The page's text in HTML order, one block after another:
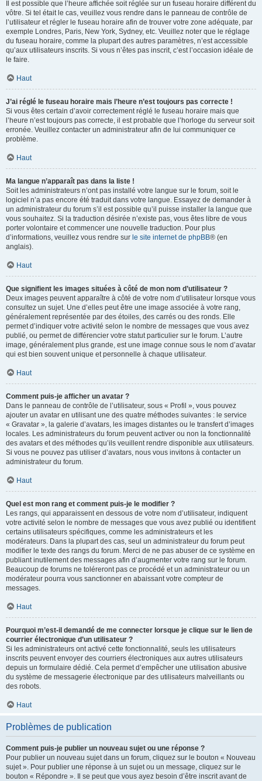
Il est possible que l’heure affichée soit réglée sur un fuseau horaire différent du
vôtre. Si tel était le cas, veuillez vous rendre dans le panneau de contrôle de
l’utilisateur et régler le fuseau horaire afin de trouver votre zone adéquate, par
exemple Londres, Paris, New York, Sydney, etc. Veuillez noter que le réglage
du fuseau horaire, comme la plupart des autres paramètres, n’est accessible
qu’aux utilisateurs inscrits. Si vous n’êtes pas inscrit, c’est l’occasion idéale de
le faire.
Haut
J’ai réglé le fuseau horaire mais l’heure n’est toujours pas correcte !
Si vous êtes certain d’avoir correctement réglé le fuseau horaire mais que
l’heure n’est toujours pas correcte, il est probable que l’horloge du serveur soit
erronée. Veuillez contacter un administrateur afin de lui communiquer ce
problème.
Haut
Ma langue n’apparaît pas dans la liste !
Soit les administrateurs n’ont pas installé votre langue sur le forum, soit le
logiciel n’a pas encore été traduit dans votre langue. Essayez de demander à
un administrateur du forum s’il est possible qu’il puisse installer la langue que
vous souhaitez. Si la traduction désirée n’existe pas, vous êtes libre de vous
porter volontaire et commencer une nouvelle traduction. Pour plus
d’informations, veuillez vous rendre sur le site internet de phpBB® (en
anglais).
Haut
Que signifient les images situées à côté de mon nom d’utilisateur ?
Deux images peuvent apparaître à côté de votre nom d’utilisateur lorsque vous
consultez un sujet. Une d’elles peut être une image associée à votre rang,
généralement représentée par des étoiles, des carrés ou des ronds. Elle
permet d’indiquer votre activité selon le nombre de messages que vous avez
publié, ou permet de différencier votre statut particulier sur le forum. L’autre
image, généralement plus grande, est une image connue sous le nom d’avatar
qui est bien souvent unique et personnelle à chaque utilisateur.
Haut
Comment puis-je afficher un avatar ?
Dans le panneau de contrôle de l’utilisateur, sous « Profil », vous pouvez
ajouter un avatar en utilisant une des quatre méthodes suivantes : le service
« Gravatar », la galerie d’avatars, les images distantes ou le transfert d’images
locales. Les administrateurs du forum peuvent activer ou non la fonctionnalité
des avatars et des méthodes qu’ils veuillent rendre disponible aux utilisateurs.
Si vous ne pouvez pas utiliser d’avatars, nous vous invitons à contacter un
administrateur du forum.
Haut
Quel est mon rang et comment puis-je le modifier ?
Les rangs, qui apparaissent en dessous de votre nom d’utilisateur, indiquent
votre activité selon le nombre de messages que vous avez publié ou identifient
certains utilisateurs spécifiques, comme les administrateurs et les
modérateurs. Dans la plupart des cas, seul un administrateur du forum peut
modifier le texte des rangs du forum. Merci de ne pas abuser de ce système en
publiant inutilement des messages afin d’augmenter votre rang sur le forum.
Beaucoup de forums ne toléreront pas ce procédé et un administrateur ou un
modérateur pourra vous sanctionner en abaissant votre compteur de
messages.
Haut
Pourquoi m’est-il demandé de me connecter lorsque je clique sur le lien de
courrier électronique d’un utilisateur ?
Si les administrateurs ont activé cette fonctionnalité, seuls les utilisateurs
inscrits peuvent envoyer des courriers électroniques aux autres utilisateurs
depuis un formulaire dédié. Cela permet d’empêcher une utilisation abusive
du système de messagerie électronique par des utilisateurs malveillants ou
des robots.
Haut
Problèmes de publication
Comment puis-je publier un nouveau sujet ou une réponse ?
Pour publier un nouveau sujet dans un forum, cliquez sur le bouton « Nouveau
sujet ». Pour publier une réponse à un sujet ou un message, cliquez sur le
bouton « Répondre ». Il se peut que vous ayez besoin d’être inscrit avant de